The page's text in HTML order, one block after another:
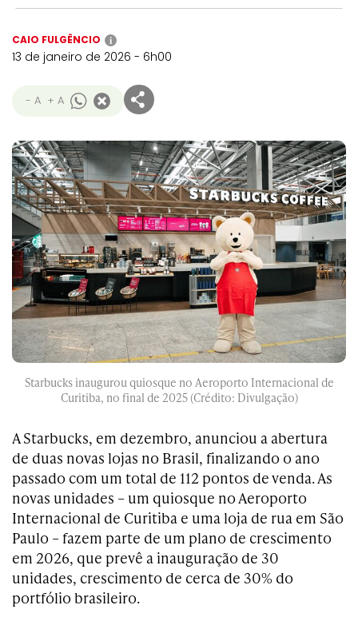
CAIO FULGÊNCIO i
13 de janeiro de 2026 - 6h00
- A + A
Starbucks inaugurou quiosque no Aeroporto Internacional de
Curitiba, no final de 2025 (Crédito: Divulgação)
A Starbucks, em dezembro, anunciou a abertura
de duas novas lojas no Brasil, finalizando o ano
passado com um total de 112 pontos de venda. As
novas unidades – um quiosque no Aeroporto
Internacional de Curitiba e uma loja de rua em São
Paulo – fazem parte de um plano de crescimento
em 2026, que prevê a inauguração de 30
unidades, crescimento de cerca de 30% do
portfólio brasileiro.